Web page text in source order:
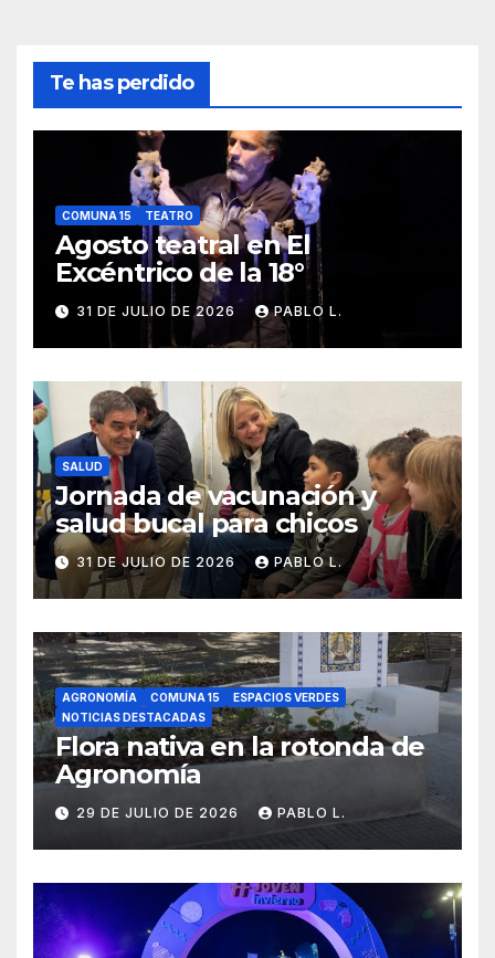
Te has perdido
COMUNA 15 TEATRO
Agosto teatral en El
Excéntrico de la 18°
31 DE JULIO DE 2026 PABLO L.
SALUD
Jornada de vacunación y
salud bucal para chicos
31 DE JULIO DE 2026 PABLO L.
AGRONOMÍA COMUNA 15
ESPACIOS VERDES
NOTICIAS DESTACADAS
Flora nativa en la rotonda de
Agronomía
29 DE JULIO DE 2026 PABLO L.